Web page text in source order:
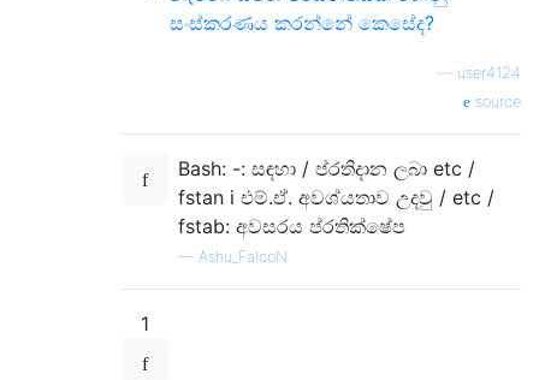
සංස්කරණය කරන්නේ කෙසේද?
user4124
source
Bash: -: සඳහා / ප්රතිදාන ලබා etc /
fstan i එම්.ඒ. අවශ්යතාව උදවු / etc /
fstab: අවසරය ප්රතික්ෂේප
— Ashu_FalcoN
1